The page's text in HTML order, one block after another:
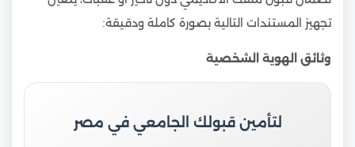
تجهيز المستندات التالية بصورة كاملة ودقيقة:
وثائق الهوية الشخصية
لتأمين قبولك الجامعي في مصر